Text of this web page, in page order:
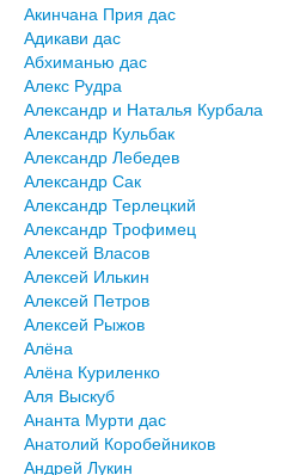
Акинчана Прия дас
Адикави дас
Абхиманью дас
Алекс Рудра
Александр и Наталья Курбала
Александр Кульбак
Александр Лебедев
Александр Сак
Александр Терлецкий
Александр Трофимец
Алексей Власов
Алексей Илькин
Алексей Петров
Алексей Рыжов
Алёна
Алёна Куриленко
Аля Выскуб
Ананта Мурти дас
Анатолий Коробейников
Андрей Лукин